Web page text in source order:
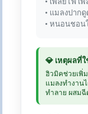
• แมลงปาก
• หนอนชอน
💎 เหตุผลที่
ฮิวมิคช่วยเพิ่
แมลงทำงาน
ทำลาย ผสม